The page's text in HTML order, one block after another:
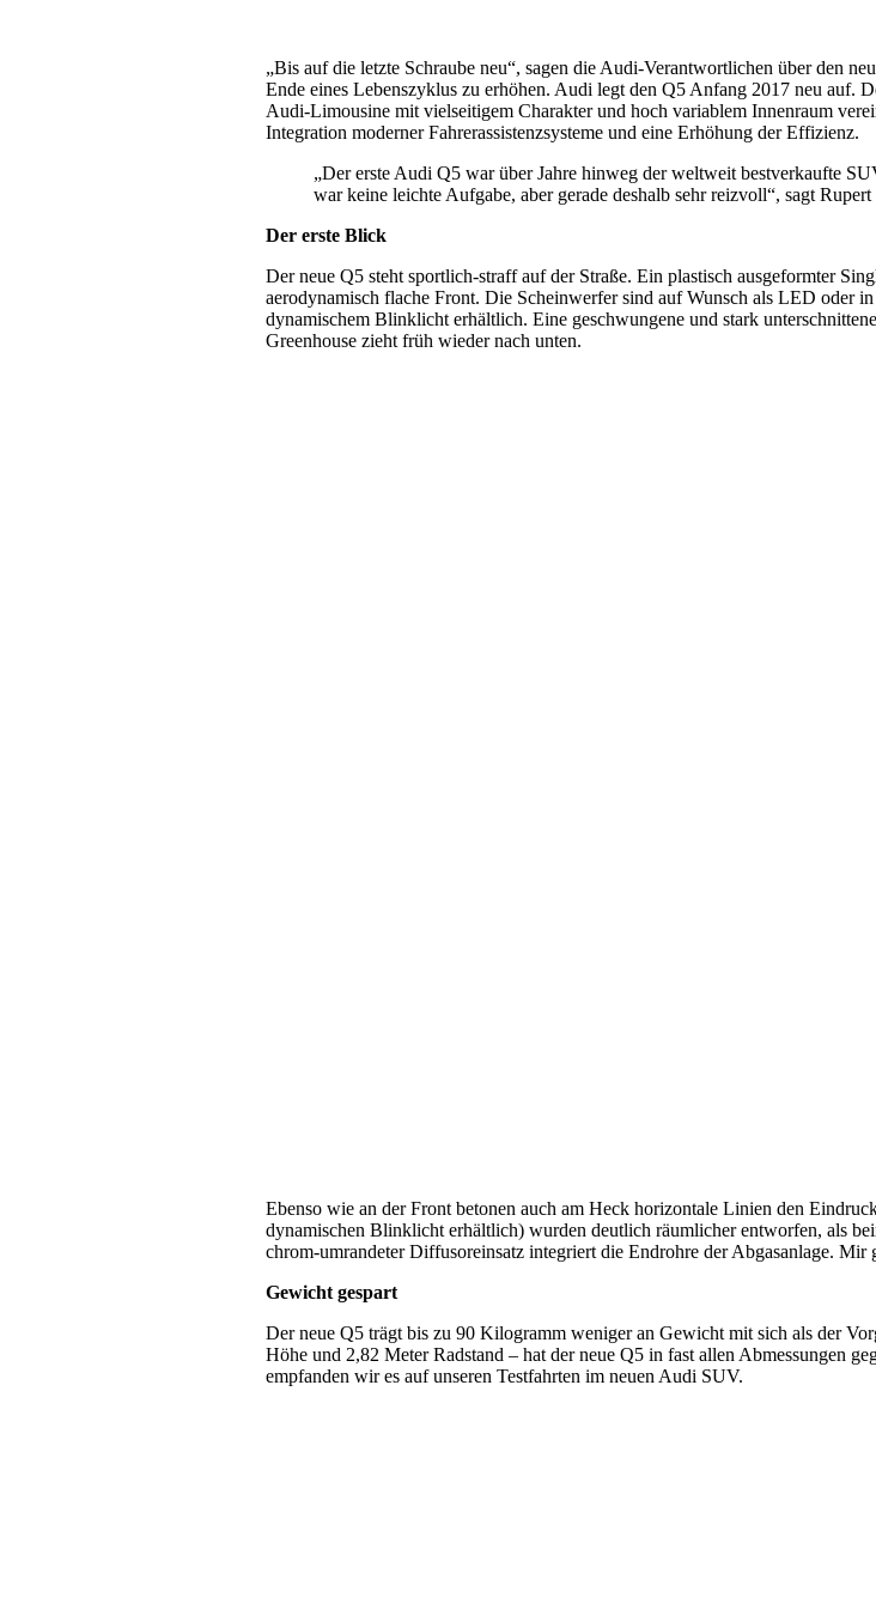
„Bis auf die letzte Schraube neu“, sagen die Audi-Verantwortlichen über den
Ende eines Lebenszyklus zu erhöhen. Audi legt den Q5 Anfang 2017 neu auf.
Audi-Limousine mit vielseitigem Charakter und hoch variablem Innenraum
Integration moderner Fahrerassistenzsysteme und eine Erhöhung der Effizienz.
„Der erste Audi Q5 war über Jahre hinweg der weltweit bestverkaufte
war keine leichte Aufgabe, aber gerade deshalb sehr reizvoll“, sagt
Der erste Blick
Der neue Q5 steht sportlich-straff auf der Straße. Ein plastisch ausgeformter
aerodynamisch flache Front. Die Scheinwerfer sind auf Wunsch als LED oder
dynamischem Blinklicht erhältlich. Eine geschwungene und stark
Greenhouse zieht früh wieder nach unten.
Ebenso wie an der Front betonen auch am Heck horizontale Linien den
dynamischen Blinklicht erhältlich) wurden deutlich räumlicher entworfen, als
chrom-umrandeter Diffusoreinsatz integriert die Endrohre der Abgasanlage. Mir
Gewicht gespart
Der neue Q5 trägt bis zu 90 Kilogramm weniger an Gewicht mit sich als der
Höhe und 2,82 Meter Radstand – hat der neue Q5 in fast allen Abmessungen
empfanden wir es auf unseren Testfahrten im neuen Audi SUV.